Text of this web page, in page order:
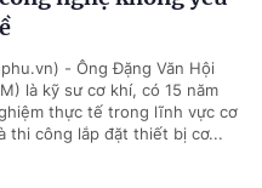
- Ông Đặng Văn Hội
là kỹ sư cơ khí, có 15 năm
thực tế trong lĩnh vực cơ
thi công lắp đặt thiết bị cơ...